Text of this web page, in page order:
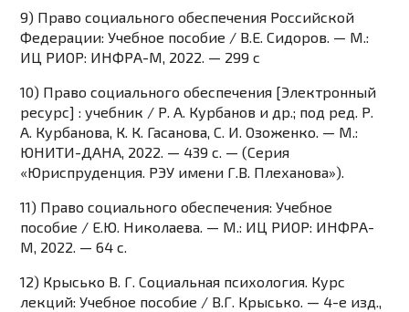
9) Право социального обеспечения Российской
Федерации: Учебное пособие / В.Е. Сидоров. — М.:
ИЦ РИОР: ИНФРА-М, 2022. — 299 с
10) Право социального обеспечения [Электронный
ресурс] : учебник / Р. А. Курбанов и др.; под ред. Р.
А. Курбанова, К. К. Гасанова, С. И. Озоженко. — М.:
ЮНИТИ-ДАНА, 2022. — 439 с. — (Серия
«Юриспруденция. РЭУ имени Г.В. Плеханова»).
11) Право социального обеспечения: Учебное
пособие / Е.Ю. Николаева. — М.: ИЦ РИОР: ИНФРА-
М, 2022. — 64 с.
12) Крысько В. Г. Социальная психология. Курс
лекций: Учебное пособие / В.Г. Крысько. — 4-e изд.,